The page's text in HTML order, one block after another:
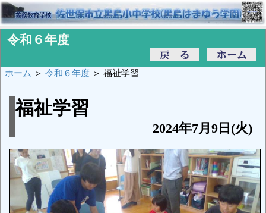
令和６年度
ホーム ＞ 令和６年度 ＞ 福祉学習
福祉学習
2024年7月9日(火)